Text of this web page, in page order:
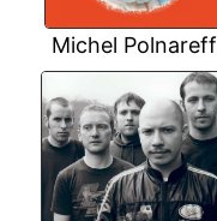
Michel Polnareff